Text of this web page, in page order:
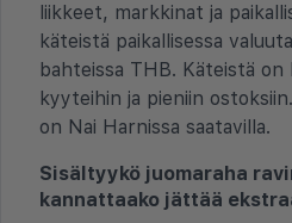
liikkeet, markkinat ja
käteistä paikallisessa
bahteissa THB. Käteistä
kyyteihin ja pieniin
on Nai Harnissa saatavilla.
Sisältyykö juomaraha
kannattaako jättää